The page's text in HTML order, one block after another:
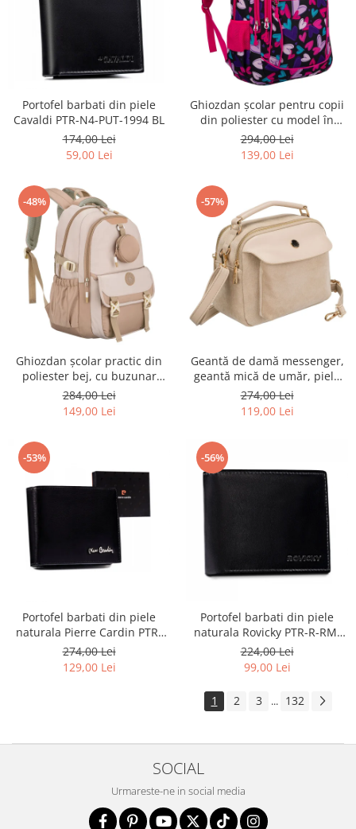
Portofel barbati din piele
Cavaldi PTR-N4-PUT-1994 BL
174,00 Lei
59,00 Lei
Ghiozdan școlar pentru copii
din poliester cu model în
formă de inimă - Peterson
PTR-PTN BIEDRONKA G54
294,00 Lei
139,00 Lei
-48%
Ghiozdan școlar practic din
poliester bej, cu buzunar
suplimentar și spațiu pentru
o sticlă de apă - Peterson PTR-
PTN 8610-1341 BEIGE
284,00 Lei
149,00 Lei
-57%
Geantă de damă messenger,
geantă mică de umăr, piele
ecologică, geantă bej cu
fermoar la modă - Peterson
PTR-PTN MX02-P-7717-D.BE
274,00 Lei
119,00 Lei
-53%
Portofel barbati din piele
naturala Pierre Cardin PTR-
8806 TILAK51
274,00 Lei
129,00 Lei
-56%
Portofel barbati din piele
naturala Rovicky PTR-R-RM-
11-GCL-1834 BL
224,00 Lei
99,00 Lei
1 2 3 ... 132
SOCIAL
Urmareste-ne in social media